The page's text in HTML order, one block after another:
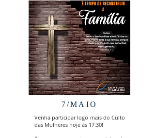
7/MAIO
Venha participar logo mais do Culto
das Mulheres hoje às 17:30!